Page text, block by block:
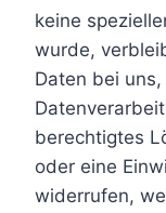
keine
wurde,
Daten bei
berechtigtes
oder eine
widerrufen,